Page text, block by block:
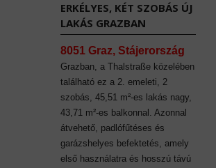
ERKÉLYES, KÉT SZOBÁS ÚJ
LAKÁS GRAZBAN
8051 Graz, Stájerország
Grazban, a Thalstraße közelében
található ez a 2. emeleti, 2
szobás, 45,51 m²-es lakás nagy,
43,71 m²-es balkonnal. Azonnal
átvehető, padlófűtéses és
garázshelyes befektetés, amely
első használatra és hosszú távú